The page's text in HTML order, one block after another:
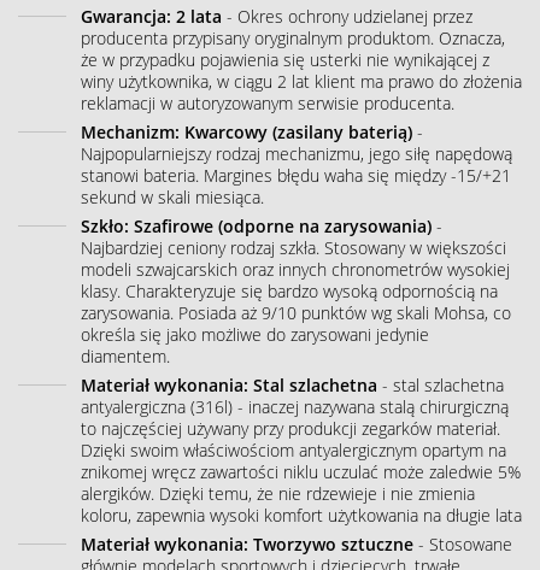
Gwarancja: 2 lata - Okres ochrony udzielanej przez
producenta przypisany oryginalnym produktom. Oznacza,
że w przypadku pojawienia się usterki nie wynikającej z
winy użytkownika, w ciągu 2 lat klient ma prawo do złożenia
reklamacji w autoryzowanym serwisie producenta.
Mechanizm: Kwarcowy (zasilany baterią) -
Najpopularniejszy rodzaj mechanizmu, jego siłę napędową
stanowi bateria. Margines błędu waha się między -15/+21
sekund w skali miesiąca.
Szkło: Szafirowe (odporne na zarysowania) -
Najbardziej ceniony rodzaj szkła. Stosowany w większości
modeli szwajcarskich oraz innych chronometrów wysokiej
klasy. Charakteryzuje się bardzo wysoką odpornością na
zarysowania. Posiada aż 9/10 punktów wg skali Mohsa, co
określa się jako możliwe do zarysowani jedynie
diamentem.
Materiał wykonania: Stal szlachetna - stal szlachetna
antyalergiczna (316l) - inaczej nazywana stalą chirurgiczną
to najczęściej używany przy produkcji zegarków materiał.
Dzięki swoim właściwościom antyalergicznym opartym na
znikomej wręcz zawartości niklu uczulać może zaledwie 5%
alergików. Dzięki temu, że nie rdzewieje i nie zmienia
koloru, zapewnia wysoki komfort użytkowania na długie lata
Materiał wykonania: Tworzywo sztuczne - Stosowane